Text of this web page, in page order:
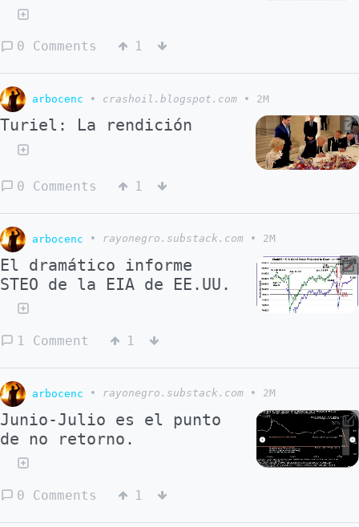
0 Comments 1
arbocenc • crashoil.blogspot.com • 2M
Turiel: La rendición
0 Comments 1
arbocenc • rayonegro.substack.com • 2M
El dramático informe
STEO de la EIA de EE.UU.
1 Comment 1
arbocenc • rayonegro.substack.com • 2M
Junio-Julio es el punto
de no retorno.
0 Comments 1